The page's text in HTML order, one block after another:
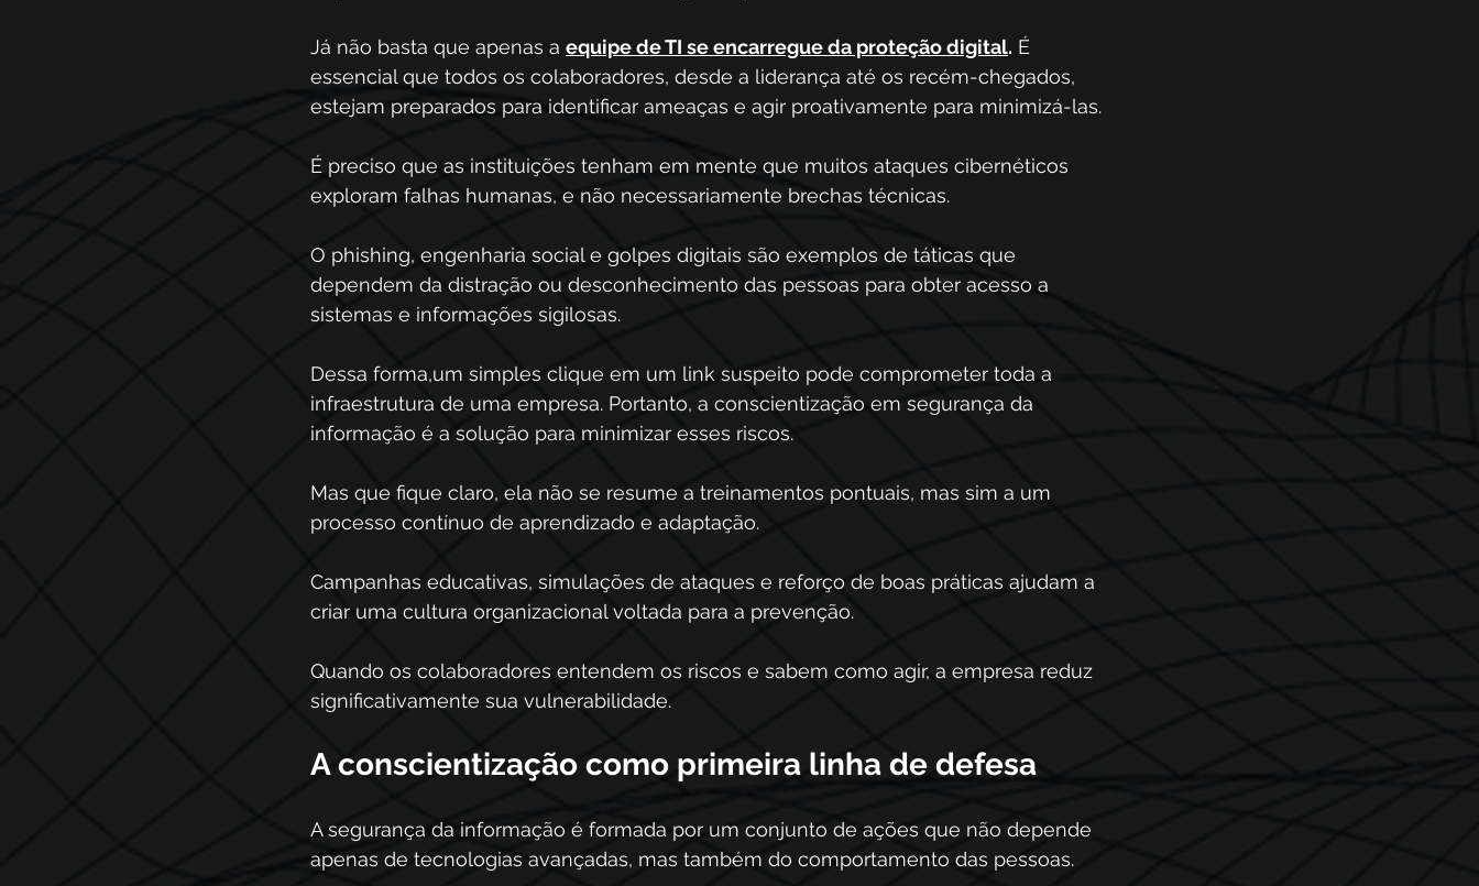
Já não basta que apenas a equipe de TI se encarregue da proteção digital. É
essencial que todos os colaboradores, desde a liderança até os recém-chegados,
estejam preparados para identificar ameaças e agir proativamente para minimizá-las.
É preciso que as instituições tenham em mente que muitos ataques cibernéticos
exploram falhas humanas, e não necessariamente brechas técnicas.
O phishing, engenharia social e golpes digitais são exemplos de táticas que
dependem da distração ou desconhecimento das pessoas para obter acesso a
sistemas e informações sigilosas.
Dessa forma,um simples clique em um link suspeito pode comprometer toda a
infraestrutura de uma empresa. Portanto, a conscientização em segurança da
informação é a solução para minimizar esses riscos.
Mas que fique claro, ela não se resume a treinamentos pontuais, mas sim a um
processo contínuo de aprendizado e adaptação.
Campanhas educativas, simulações de ataques e reforço de boas práticas ajudam a
criar uma cultura organizacional voltada para a prevenção.
Quando os colaboradores entendem os riscos e sabem como agir, a empresa reduz
significativamente sua vulnerabilidade.
A conscientização como primeira linha de defesa
A segurança da informação é formada por um conjunto de ações que não depende
apenas de tecnologias avançadas, mas também do comportamento das pessoas.